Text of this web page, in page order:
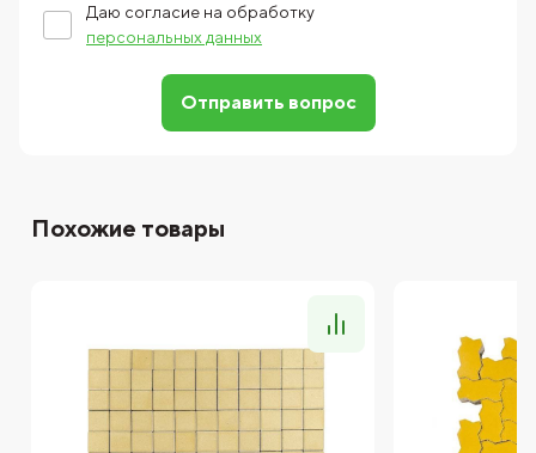
Даю согласие на обработку
персональных данных
Отправить вопрос
Похожие товары